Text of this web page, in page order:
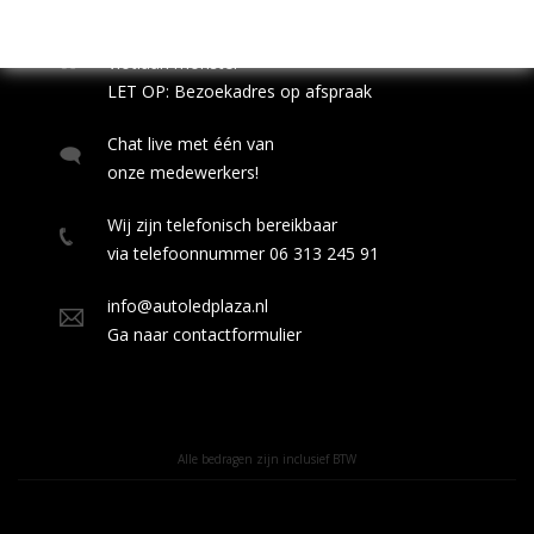
LET OP: Bezoekadres op afspraak
Chat live met één van
onze medewerkers!
Wij zijn telefonisch bereikbaar
via telefoonnummer 06 313 245 91
info@autoledplaza.nl
Ga naar contactformulier
Alle bedragen zijn inclusief BTW